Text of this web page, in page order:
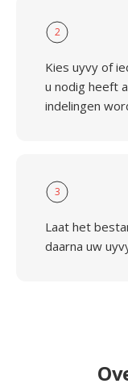
2
Kies uyvy of
u nodig heeft
indelingen
3
Laat het
daarna uw